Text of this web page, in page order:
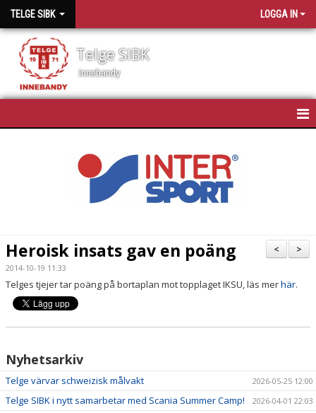
TELGE SIBK LOGGA IN
Telge SIBK
Innebandy
SPONSORER
MATCHSCHEMA
KÖP BILJETT
LEDIGA JOBB!
BILDGALLERI
>
<
Heroisk insats gav en poäng
2014-10-19 11:33
Telges tjejer tar poäng på bortaplan mot topplaget IKSU, läs merhär.
Nyhetsarkiv
Telge värvar schweizisk målvakt 2026-05-25 12:00
Telge SIBK i nytt samarbetar med Scania Summer Camp! 2026-04-01 22:03